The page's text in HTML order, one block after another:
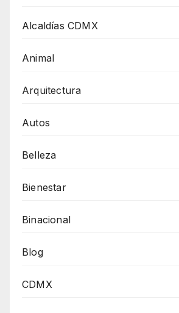
Alcaldías CDMX
Animal
Arquitectura
Autos
Belleza
Bienestar
Binacional
Blog
CDMX